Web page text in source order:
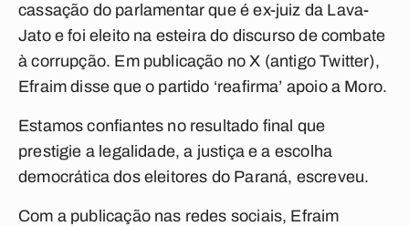
cassação do parlamentar que é ex-juiz da Lava-
Jato e foi eleito na esteira do discurso de combate
à corrupção. Em publicação no X (antigo Twitter),
Efraim disse que o partido ‘reafirma’ apoio a Moro.
Estamos confiantes no resultado final que
prestigie a legalidade, a justiça e a escolha
democrática dos eleitores do Paraná, escreveu.
Com a publicação nas redes sociais, Efraim